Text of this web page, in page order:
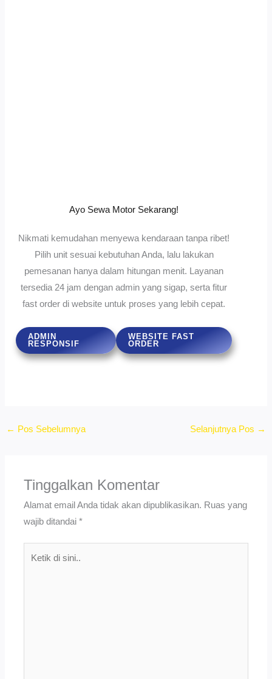
Ayo Sewa Motor Sekarang!
Nikmati kemudahan menyewa kendaraan tanpa ribet!
Pilih unit sesuai kebutuhan Anda, lalu lakukan
pemesanan hanya dalam hitungan menit. Layanan
tersedia 24 jam dengan admin yang sigap, serta fitur
fast order di website untuk proses yang lebih cepat.
ADMIN
RESPONSIF
WEBSITE FAST
ORDER
← Pos Sebelumnya Selanjutnya Pos →
Tinggalkan Komentar
Alamat email Anda tidak akan dipublikasikan. Ruas yang
wajib ditandai*